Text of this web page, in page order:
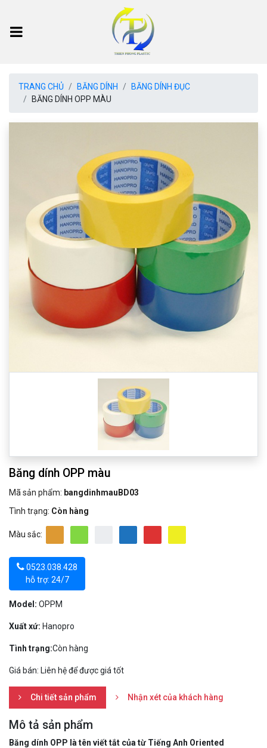
TRANG CHỦ BĂNG DÍNH
BĂNG DÍNH ĐỤC
BĂNG DÍNH OPP MÀU
Băng dính OPP màu
Mã sản phẩm: bangdinhmauBD03
Tình trạng: Còn hàng
Màu sắc:
0523.038.428
hỗ trợ: 24/7
Model: OPPM
Xuất xứ: Hanopro
Tình trạng:Còn hàng
Giá bán: Liên hệ để được giá tốt
Chi tiết sản phẩm Nhận xét của khách hàng
Mô tả sản phẩm
Băng dính OPP là tên viết tắt của từ Tiếng Anh Oriented